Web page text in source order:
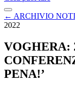
← ARCHIVIO
2022
VOGHERA:
PENA!’